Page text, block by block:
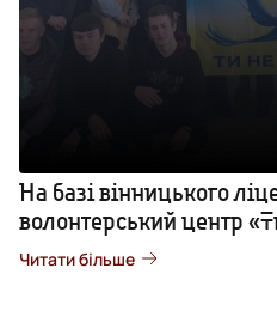
На базі вінницького
волонтерський центр
Читати більше